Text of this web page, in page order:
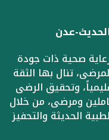
عدن
صحية ذات جودة
تنال بها الثقة
وتحقيق الرضى
ومرضى، من خلال
الحديثة والتحفيز